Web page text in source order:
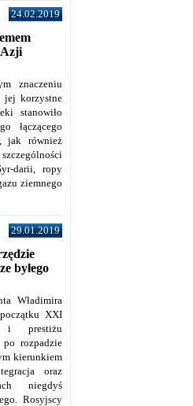
24.02.2019
Azji
znaczeniu
jej korzystne
stanowiło
łączącego
jak również
darii, ropy
ziemnego
29.01.2019
byłego
Władimira
XXI
i prestiżu
po rozpadzie
kierunkiem
oraz
niegdyś
Rosyjscy